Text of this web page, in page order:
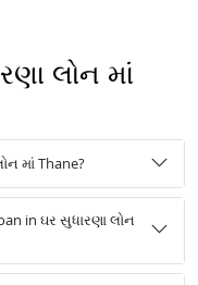
લોન માં
માં Thane?
in ઘર સુધારણા લોન